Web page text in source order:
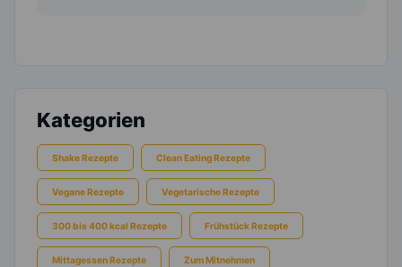
Kategorien
Shake Rezepte Clean Eating Rezepte
Vegane Rezepte Vegetarische Rezepte
300 bis 400 kcal Rezepte Frühstück Rezepte
Mittagessen Rezepte Zum Mitnehmen